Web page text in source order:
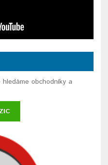
obchodníky a